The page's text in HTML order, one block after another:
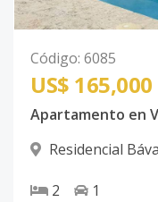
Código: 6085
US$ 165,000
Apartamento en
Residencial
2 1